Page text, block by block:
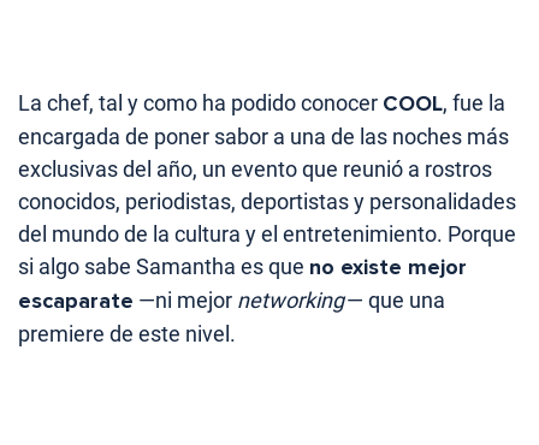
La chef, tal y como ha podido conocer COOL, fue la
encargada de poner sabor a una de las noches más
exclusivas del año, un evento que reunió a rostros
conocidos, periodistas, deportistas y personalidades
del mundo de la cultura y el entretenimiento. Porque
si algo sabe Samantha es que no existe mejor
escaparate —ni mejor networking— que una
premiere de este nivel.